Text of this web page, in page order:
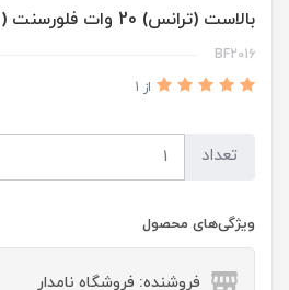
بالاست (ترانس) 20 وات فلورسنت (مهتابی) مس راما
BF2016
از 1
تعداد
ویژگی‌های محصول
فروشنده: فروشگاه نامدار